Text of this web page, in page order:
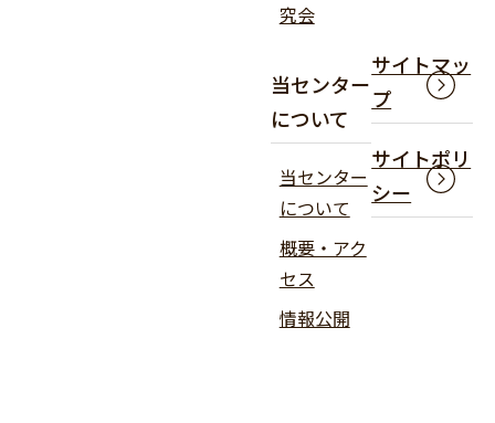
究会
当センター
について
当センター
について
概要・アク
セス
情報公開
サイトマッ
プ
サイトポリ
シー